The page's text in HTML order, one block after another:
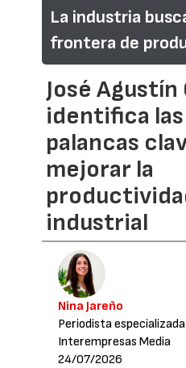
La industria
frontera de
José
identifica
palancas
mejorar la
industrial
Nina Jareño
Periodista
Interempresas Media
24/07/2026